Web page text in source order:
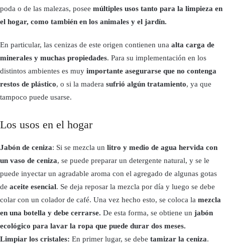
poda o de las malezas, posee múltiples usos tanto para la limpieza en
el hogar, como también en los animales y el jardín.
En particular, las cenizas de este origen contienen una alta carga de
minerales y muchas propiedades. Para su implementación en los
distintos ambientes es muy importante asegurarse que no contenga
restos de plástico, o si la madera sufrió algún tratamiento, ya que
tampoco puede usarse.
Los usos en el hogar
Jabón de ceniza: Si se mezcla un litro y medio de agua hervida con
un vaso de ceniza, se puede preparar un detergente natural, y se le
puede inyectar un agradable aroma con el agregado de algunas gotas
de aceite esencial. Se deja reposar la mezcla por día y luego se debe
colar con un colador de café. Una vez hecho esto, se coloca la mezcla
en una botella y debe cerrarse. De esta forma, se obtiene un jabón
ecológico para lavar la ropa que puede durar dos meses.
Limpiar los cristales: En primer lugar, se debe tamizar la ceniza.